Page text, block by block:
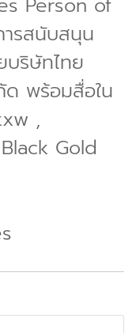
รสนับสนุน
บริษัทไทย
ด พร้อมสื่อใน
,
Gold